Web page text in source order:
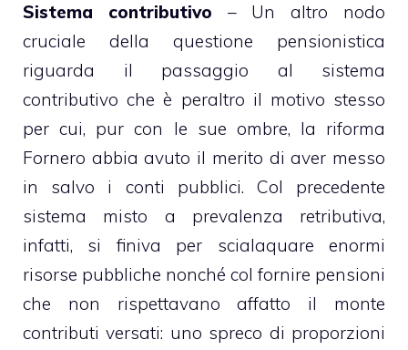
Sistema contributivo – Un altro nodo
cruciale della questione pensionistica
riguarda il passaggio al sistema
contributivo che è peraltro il motivo stesso
per cui, pur con le sue ombre, la riforma
Fornero abbia avuto il merito di aver messo
in salvo i conti pubblici. Col precedente
sistema misto a prevalenza retributiva,
infatti, si finiva per scialaquare enormi
risorse pubbliche nonché col fornire pensioni
che non rispettavano affatto il monte
contributi versati: uno spreco di proporzioni